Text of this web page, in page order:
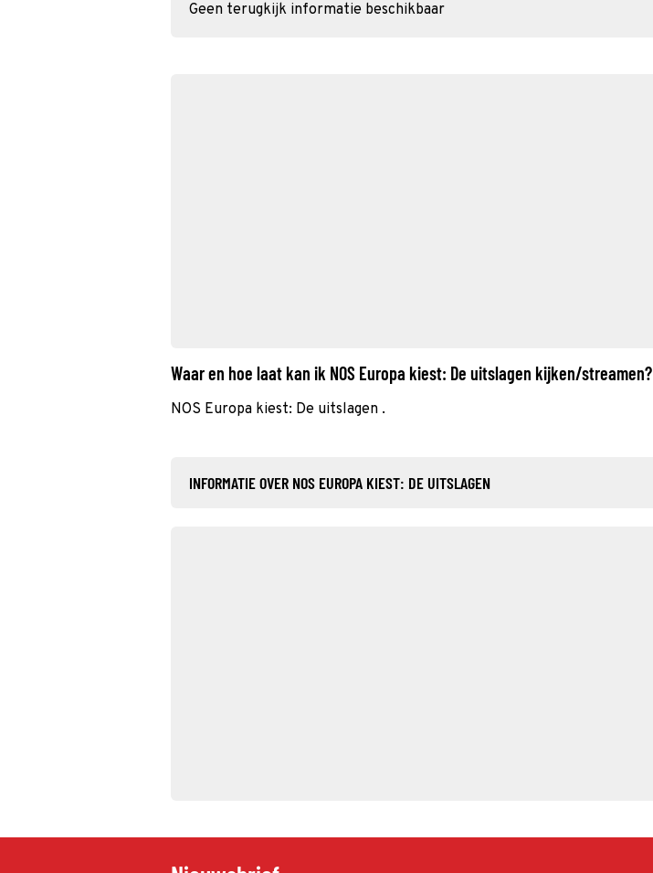
Geen terugkijk informatie beschikbaar
Waar en hoe laat kan ik NOS Europa kiest: De uitslagen kijken/streamen?
NOS Europa kiest: De uitslagen .
INFORMATIE OVER NOS EUROPA KIEST: DE UITSLAGEN